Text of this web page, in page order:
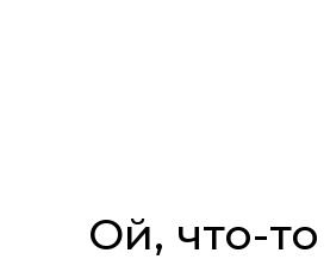
Ой, что-то